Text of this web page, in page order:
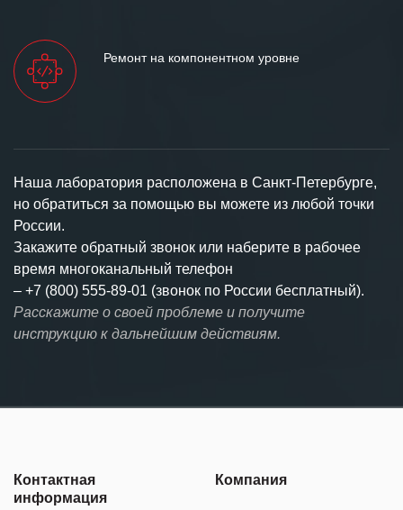
Ремонт на компонентном уровне
Наша лаборатория расположена в Санкт-Петербурге,
но обратиться за помощью вы можете из любой точки
России.
Закажите обратный звонок или наберите в рабочее
время многоканальный телефон
– +7 (800) 555-89-01 (звонок по России бесплатный).
Расскажите о своей проблеме и получите
инструкцию к дальнейшим действиям.
Контактная
информация
Компания